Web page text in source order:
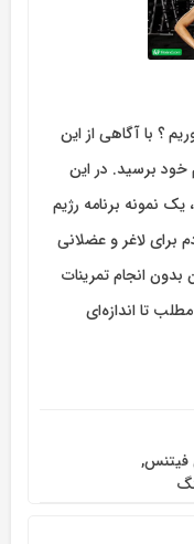
؟ با آگاهی از این
خود برسید. در این
نمونه برنامه رژیم
برای لاغر و عضلانی
انجام تمرینات
تا اندازه‌ای
فیتنس,